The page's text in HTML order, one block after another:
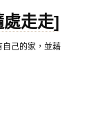
走走]
己的家，並藉